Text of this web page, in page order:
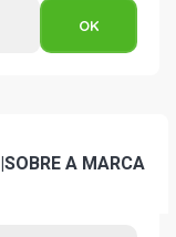
|SOBRE A MARCA